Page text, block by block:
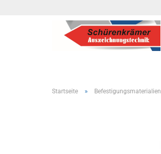
Startseite » Befestigungsmaterialien